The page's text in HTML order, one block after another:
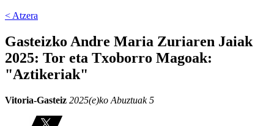
< Atzera
Gasteizko Andre Maria Zuriaren Jaiak
2025: Tor eta Txoborro Magoak:
"Aztikeriak"
Vitoria-Gasteiz 2025(e)ko Abuztuak 5